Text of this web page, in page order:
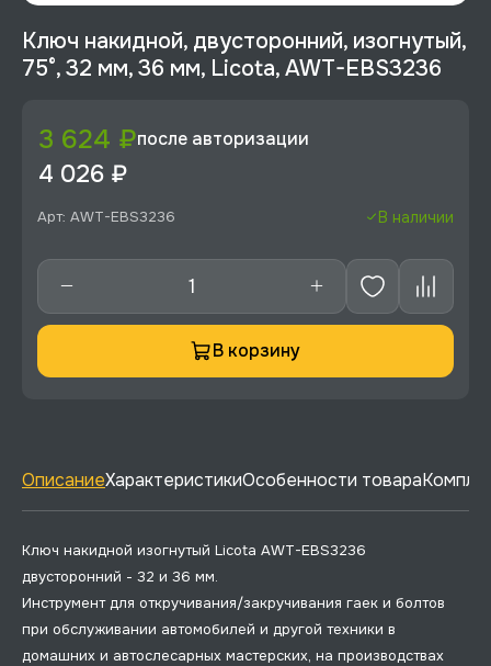
Ключ накидной, двусторонний, изогнутый,
75°, 32 мм, 36 мм, Licota, AWT-EBS3236
3 624 ₽после авторизации
4 026 ₽
Арт: AWT-EBS3236 В наличии
В корзину
ОписаниеХарактеристикиОсобенности товара
Ключ накидной изогнутый Licota AWT-EBS3236
двусторонний - 32 и 36 мм.
Инструмент для откручивания/закручивания гаек и болтов
при обслуживании автомобилей и другой техники в
домашних и автослесарных мастерских, на производствах